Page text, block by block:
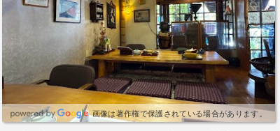
画像は著作権で保護されている場合があります。